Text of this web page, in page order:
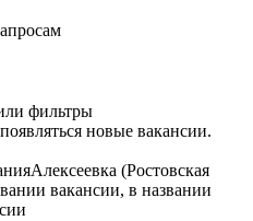
фильтры
новые вакансии.
Алексеевка (Ростовская
вакансии, в названии